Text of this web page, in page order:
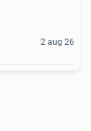
2 aug 26